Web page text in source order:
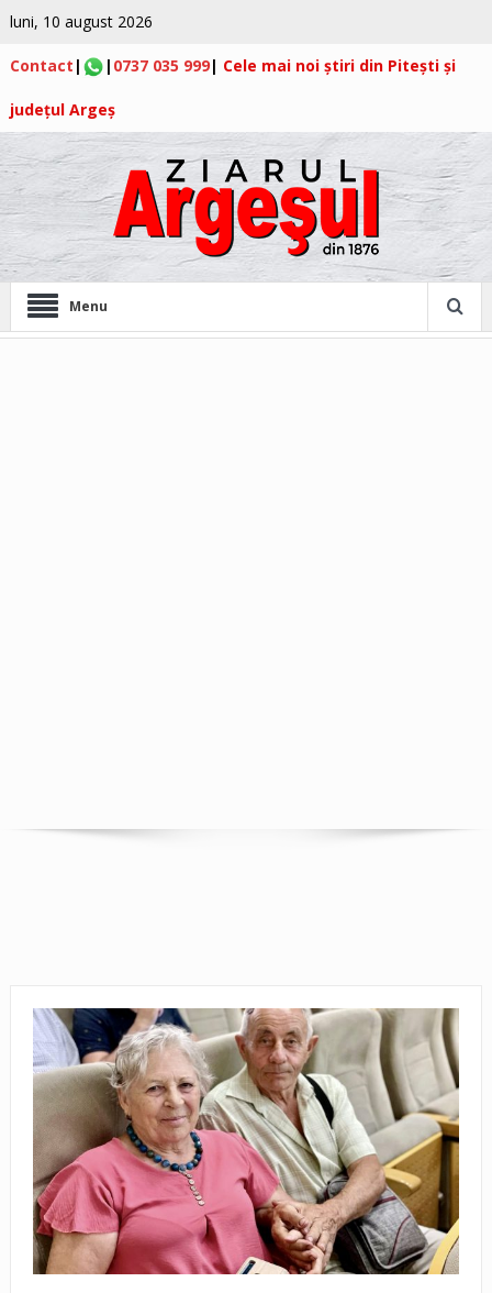
luni, 10 august 2026
Contact | | 0737 035 999| Cele mai noi știri din Pitești și
județul Argeș
Menu